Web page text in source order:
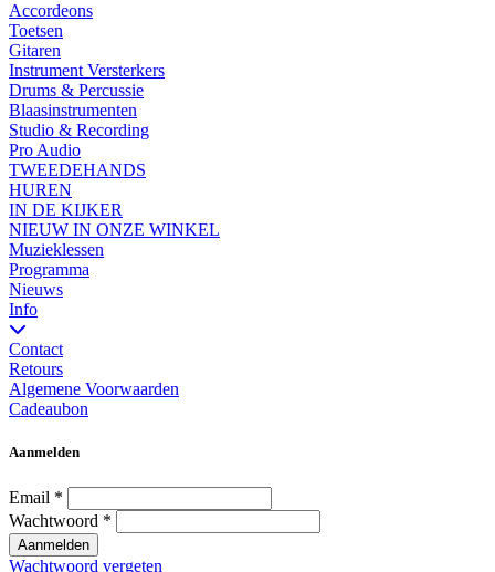
Accordeons
Toetsen
Gitaren
Instrument Versterkers
Drums & Percussie
Blaasinstrumenten
Studio & Recording
Pro Audio
TWEEDEHANDS
HUREN
IN DE KIJKER
NIEUW IN ONZE WINKEL
Muzieklessen
Programma
Nieuws
Info
Contact
Retours
Algemene Voorwaarden
Cadeaubon
Aanmelden
Email *
Wachtwoord *
Aanmelden
Wachtwoord vergeten